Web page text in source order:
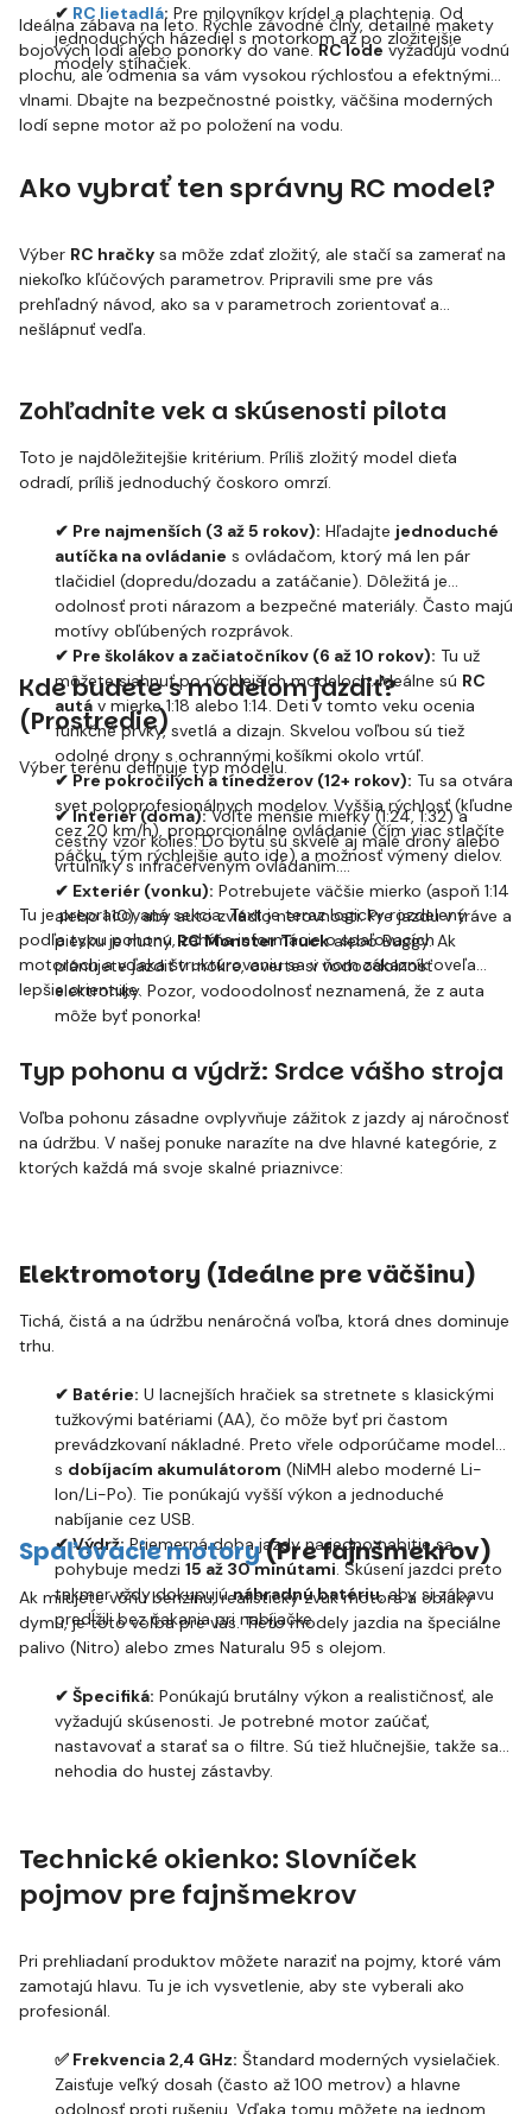
✔ RC lietadlá: Pre milovníkov krídel a plachtenia. Od
jednoduchých házediel s motorkom až po zložitejšie
modely stíhačiek.
Ideálna zábava na leto. Rýchle závodné člny, detailné makety
bojových lodí alebo ponorky do vane.RC lode vyžadujú vodnú
plochu, ale odmenia sa vám vysokou rýchlosťou a efektnými
vlnami. Dbajte na bezpečnostné poistky, väčšina moderných
lodí sepne motor až po položení na vodu.
Ako vybrať ten správny RC model?
Výber RC hračky sa môže zdať zložitý, ale stačí sa zamerať na
niekoľko kľúčových parametrov. Pripravili sme pre vás
prehľadný návod, ako sa v parametroch zorientovať a
nešlápnuť vedľa.
Zohľadnite vek a skúsenosti pilota
Toto je najdôležitejšie kritérium. Príliš zložitý model dieťa
odradí, príliš jednoduchý čoskoro omrzí.
✔ Pre najmenších (3 až 5 rokov): Hľadajte jednoduché
autíčka na ovládanie s ovládačom, ktorý má len pár
tlačidiel (dopredu/dozadu a zatáčanie). Dôležitá je
odolnosť proti nárazom a bezpečné materiály. Často majú
motívy obľúbených rozprávok.
✔ Pre školákov a začiatočníkov (6 až 10 rokov): Tu už
môžete siahnuť po rýchlejších modeloch. Ideálne sú RC
autá v mierke 1:18 alebo 1:14. Deti v tomto veku ocenia
funkčné prvky, svetlá a dizajn. Skvelou voľbou sú tiež
odolné drony s ochrannými košíkmi okolo vrtúľ.
✔ Pre pokročilých a tínedžerov (12+ rokov): Tu sa otvára
svet poloprofesionálnych modelov. Vyššia rýchlosť (kľudne
cez 20 km/h), proporcionálne ovládanie (čím viac stlačíte
páčku, tým rýchlejšie auto ide) a možnosť výmeny dielov.
Kde budete s modelom jazdiť?
(Prostredie)
Výber terénu definuje typ modelu.
✔ Interiér (doma):Voľte menšie mierky (1:24, 1:32) a
cestný vzor kolies. Do bytu sú skvelé aj malé drony alebo
vrtuľníky s infračerveným ovládaním.
✔ Exteriér (vonku): Potrebujete väčšie mierko (aspoň 1:14
alebo 1:10), aby auto zvládlo nerovnosti. Pre jazdu v tráve a
piesku je nutnýRC Monster Truckalebo Buggy. Ak
plánujete jazdiť v mokre, overte si vodoodolnosť
elektroniky. Pozor, vodoodolnosť neznamená, že z auta
môže byť ponorka!
Tu je prepracovaná sekcia. Text je teraz logicky rozdelený
podľa typu pohonu, zahŕňa informácie o spaľovacích
motoroch a vďaka štruktúrovaniu sa v ňom zákazník oveľa
lepšie orientuje.
Typ pohonu a výdrž: Srdce vášho stroja
Voľba pohonu zásadne ovplyvňuje zážitok z jazdy aj náročnosť
na údržbu. V našej ponuke narazíte na dve hlavné kategórie, z
ktorých každá má svoje skalné priaznivce:
Elektromotory (Ideálne pre väčšinu)
Tichá, čistá a na údržbu nenáročná voľba, ktorá dnes dominuje
trhu.
✔ Batérie: U lacnejších hračiek sa stretnete s klasickými
tužkovými batériami (AA), čo môže byť pri častom
prevádzkovaní nákladné. Preto vřele odporúčame modely
s dobíjacím akumulátorom (NiMH alebo moderné Li-
Ion/Li-Po). Tie ponúkajú vyšší výkon a jednoduché
nabíjanie cez USB.
✔ Výdrž:Priemerná doba jazdy na jedno nabitie sa
pohybuje medzi 15 až 30 minútami. Skúsení jazdci preto
takmer vždy dokupujúnáhradnú batériu, aby si zábavu
predĺžili bez čakania pri nabíjačke.
Spaľovacie motory(Pre fajnšmekrov)
Ak milujete vôňu benzínu, realistický zvuk motora a oblaky
dymu, je toto voľba pre vás. Tieto modely jazdia na špeciálne
palivo (Nitro) alebo zmes Naturalu 95 s olejom.
✔ Špecifiká: Ponúkajú brutálny výkon a realističnosť, ale
vyžadujú skúsenosti. Je potrebné motor zaúčať,
nastavovať a starať sa o filtre. Sú tiež hlučnejšie, takže sa
nehodia do hustej zástavby.
Technické okienko: Slovníček
pojmov pre fajnšmekrov
Pri prehliadaní produktov môžete naraziť na pojmy, ktoré vám
zamotajú hlavu. Tu je ich vysvetlenie, aby ste vyberali ako
profesionál.
✅ Frekvencia 2,4 GHz: Štandard moderných vysielačiek.
Zaisťuje veľký dosah (často až 100 metrov) a hlavne
odolnosť proti rušeniu. Vďaka tomu môžete na jednom